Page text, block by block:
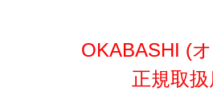
OKABASHI (
正規取扱